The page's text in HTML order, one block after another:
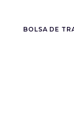
BOLSA DE